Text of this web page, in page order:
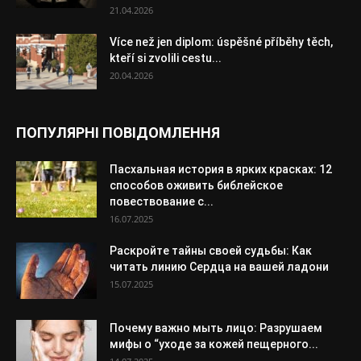
21.04.2026
Více než jen diplom: úspěšné příběhy těch,
kteří si zvolili cestu...
20.04.2026
ПОПУЛЯРНІ ПОВІДОМЛЕННЯ
Пасхальная история в ярких красках: 12
способов оживить библейское
повествование с...
16.07.2025
Раскройте тайны своей судьбы: Как
читать линию Сердца на вашей ладони
15.07.2025
Почему важно мыть лицо: Разрушаем
мифы о “уходе за кожей пещерного...